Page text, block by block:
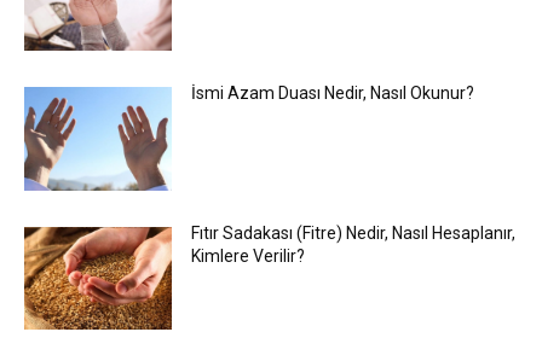
İsmi Azam Duası Nedir, Nasıl Okunur?
Fıtır Sadakası (Fitre) Nedir, Nasıl Hesaplanır,
Kimlere Verilir?